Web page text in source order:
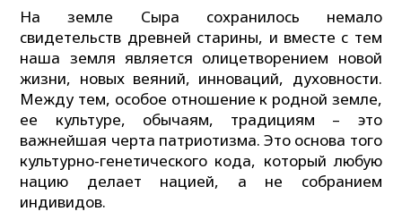
На земле Сыра сохранилось немало
свидетельств древней старины, и вместе с тем
наша земля является олицетворением новой
жизни, новых веяний, инноваций, духовности.
Между тем, особое отношение к родной земле,
ее культуре, обычаям, традициям – это
важнейшая черта патриотизма. Это основа того
культурно-генетического кода, который любую
нацию делает нацией, а не собранием
индивидов.